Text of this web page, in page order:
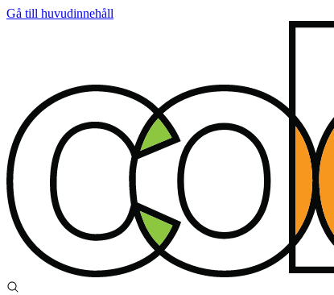
Gå till huvudinnehåll